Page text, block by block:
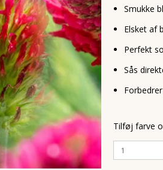
Smukke
Elsket af
Perfekt
Sås
Tilføj farve